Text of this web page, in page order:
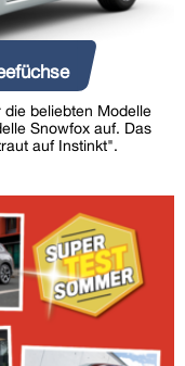
beliebten Modelle
Snowfox auf. Das
auf Instinkt".